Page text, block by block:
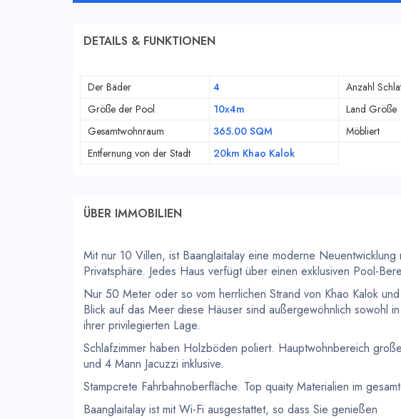
DETAILS & FUNKTIONEN
Der Bäder 4 Anzahl
Größe der Pool
10x4m Land Größe
Gesamtwohnraum
365.00 SQM Möbliert
Entfernung von der Stadt
20km Khao Kalok
ÜBER IMMOBILIEN
Mit nur 10 Villen, ist Baanglaitalay eine moderne
Privatsphäre. Jedes Haus verfügt über einen exklusiven Pool-
Nur 50 Meter oder so vom herrlichen Strand von Khao Kalok
Blick auf das Meer diese Häuser sind außergewöhnlich sowohl
ihrer privilegierten Lage.
Schlafzimmer haben Holzböden poliert. Hauptwohnbereich
und 4 Mann Jacuzzi inklusive.
Stampcrete Fahrbahnoberfläche. Top quaity Materialien im
Baanglaitalay ist mit Wi-Fi ausgestattet, so dass Sie genießen